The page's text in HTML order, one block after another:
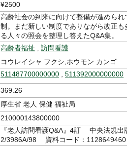
¥2500
高齢社会の到来に向けて整備が進めら
制。まだ新しい制度でありながら改正
る人々の照会を整理し答えたQ&A集。
高齢者福祉
訪問看護
コウレイシャ フクシ,ホウモン カンゴ
511487700000000 511392000000000
369.26
厚生省 老人 保健 福祉局
210000143800000
『老人訪問看護Q&A』4訂 中央法規
2/3986A/98 資料コード：1128649460